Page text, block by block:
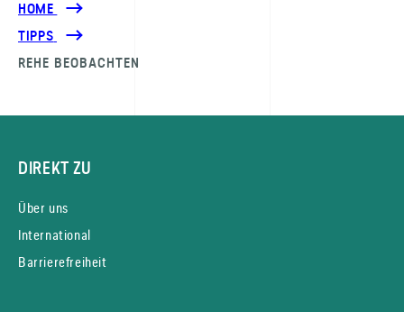
HOME
TIPPS
REHE BEOBACHTEN
DIREKT ZU
Über uns
International
Barrierefreiheit